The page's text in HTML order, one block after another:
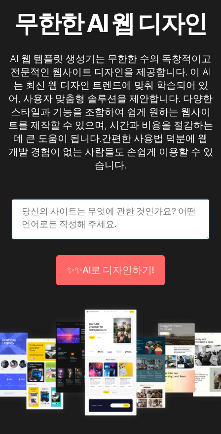
무한한 AI 웹 디자인
AI 웹 템플릿 생성기는 무한한 수의 독창적이고
전문적인 웹사이트 디자인을 제공합니다. 이 AI
는 최신 웹 디자인 트렌드에 맞춰 학습되어 있
어, 사용자 맞춤형 솔루션을 제안합니다. 다양한
스타일과 기능을 조합하여 쉽게 원하는 웹사이
트를 제작할 수 있으며, 시간과 비용을 절감하는
데 큰 도움이 됩니다.간편한 사용법 덕분에 웹
개발 경험이 없는 사람들도 손쉽게 이용할 수 있
습니다.
✨✨AI로 디자인하기!